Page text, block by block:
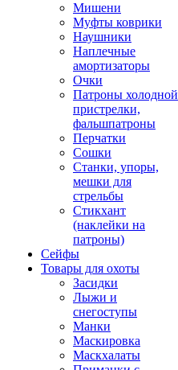
Мишени
Муфты коврики
Наушники
Наплечные
амортизаторы
Очки
Патроны холодной
пристрелки,
фальшпатроны
Перчатки
Сошки
Станки, упоры,
мешки для
стрельбы
Стикхант
(наклейки на
патроны)
Сейфы
Товары для охоты
Засидки
Лыжи и
снегоступы
Манки
Маскировка
Маскхалаты